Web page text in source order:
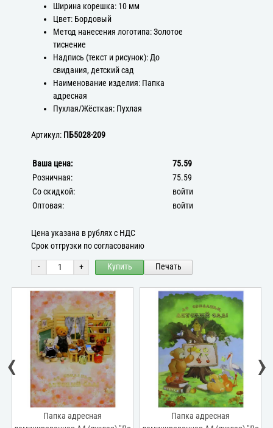
Ширина корешка: 10 мм
Цвет: Бордовый
Метод нанесения логотипа: Золотое
тиснение
Надпись (текст и рисунок): До
свидания, детский сад
Наименование изделия: Папка
адресная
Пухлая/Жёсткая: Пухлая
Артикул: ПБ5028-209
Ваша цена:
75.59
Розничная:
75.59
Со скидкой:
войти
Оптовая:
войти
Цена указана в рублях с НДС
Срок отгрузки по согласованию
- + Купить Печать
Папка адресная
Папка адресная
‹ ›